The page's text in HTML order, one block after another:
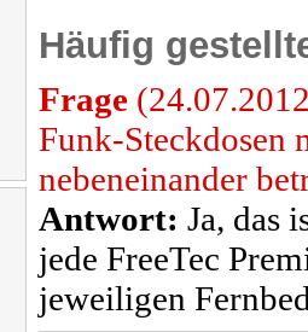
Häufig
Frage
Funk-Steckdosen
nebeneinander
Antwort: Ja, das
jede FreeTec
jeweiligen